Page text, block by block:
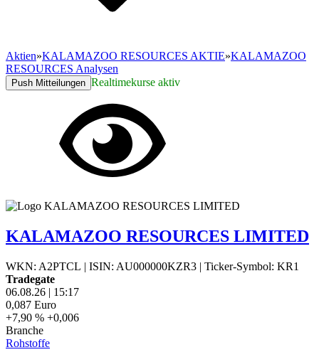
Aktien»KALAMAZOO RESOURCES AKTIE»KALAMAZOO
RESOURCES Analysen
Push Mitteilungen Realtimekurse aktiv
KALAMAZOO RESOURCES LIMITED
WKN: A2PTCL | ISIN: AU000000KZR3 | Ticker-Symbol: KR1
Tradegate
06.08.26 | 15:17
0,087 Euro
+7,90 % +0,006
Branche
Rohstoffe